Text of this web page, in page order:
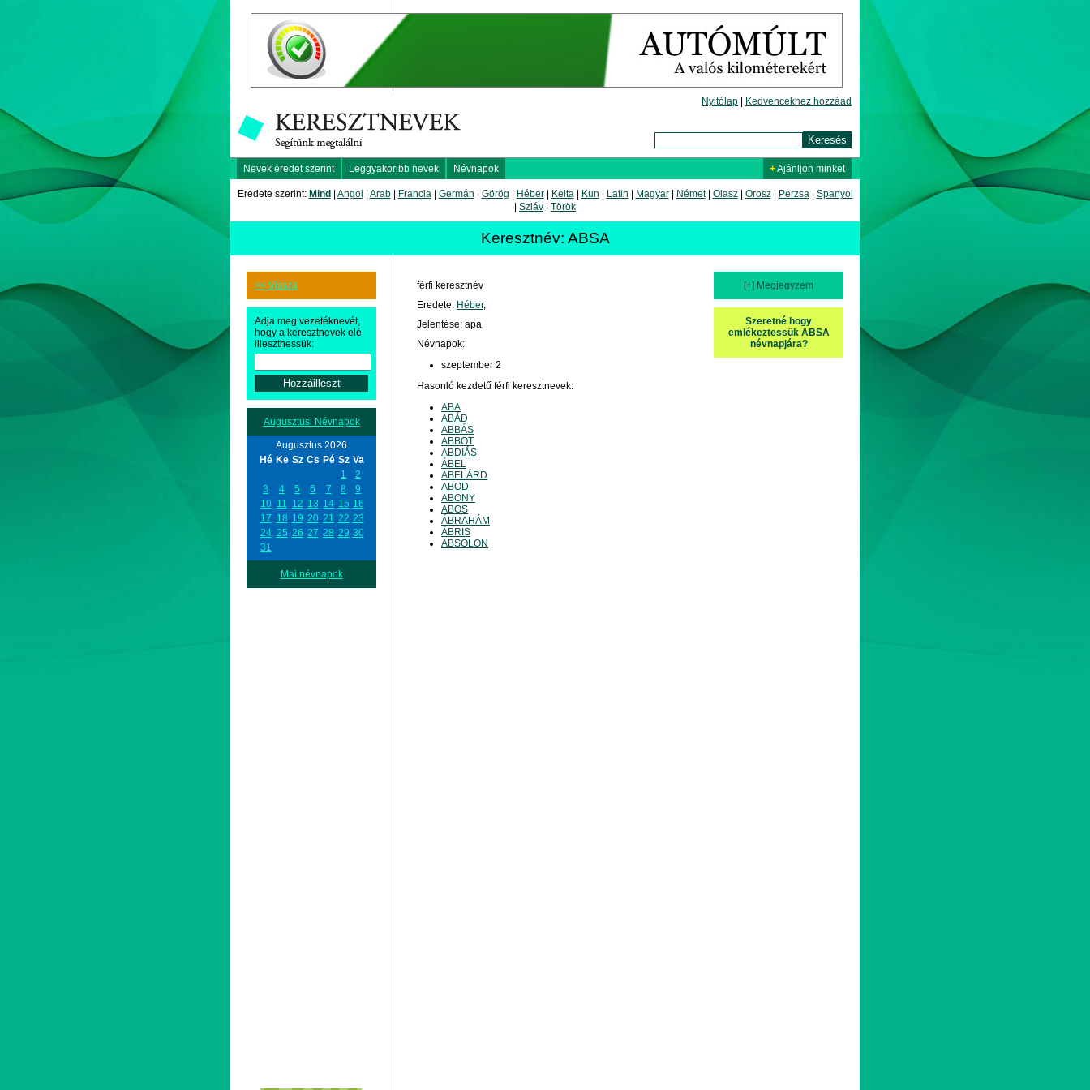
Nyitólap Kedvencekhez hozzáad
Nevek eredet szerint Leggyakoribb nevek Névnapok +Ajánljon minket
Eredete szerint: Mind Angol Arab| Francia| Germán Görög Héber| Kelta| Kun Latin Magyar| Német| Olasz| Orosz| Perzsa| Spanyol
Szláv Török
Keresztnév: ABSA
<< Vissza
Adja meg vezetéknevét,
hogy a keresztnevek elé
illeszthessük:
Augusztusi Névnapok
Augusztus 2026
Hé Ke Sz Cs Pé Sz Va
1
2
3
4 5 6 7 8
9
10 11 12 13 14 15 16
17 18 19 20 21 22 23
24 25 26 27 28 29 30
31
Mai névnapok
[+] Megjegyzem
Szeretné hogy
emlékeztessük ABSA
névnapjára?
férfi keresztnév
Eredete: Héber,
Jelentése: apa
Névnapok:
szeptember 2
Hasonló kezdetű férfi keresztnevek:
ABA
ABÁD
ABBÁS
ABBOT
ABDIÁS
ÁBEL
ABELÁRD
ABOD
ABONY
ABOS
ÁBRAHÁM
ÁBRIS
ABSOLON